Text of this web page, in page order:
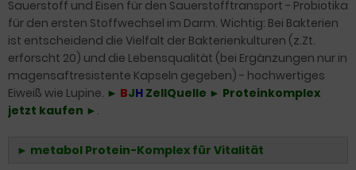
Sauerstoff und Eisen für den Sauerstofftransport - Probiotika
für den ersten Stoffwechsel im Darm. Wichtig: Bei Bakterien
ist entscheidend die Vielfalt der Bakterienkulturen (z.Zt.
erforscht 20) und die Lebensqualität (bei Ergänzungen nur in
magensaftresistente Kapseln gegeben) - hochwertiges
Eiweiß wie Lupine. ► BJH ZellQuelle ► Proteinkomplex
jetzt kaufen ► .
► metabol Protein-Komplex für Vitalität